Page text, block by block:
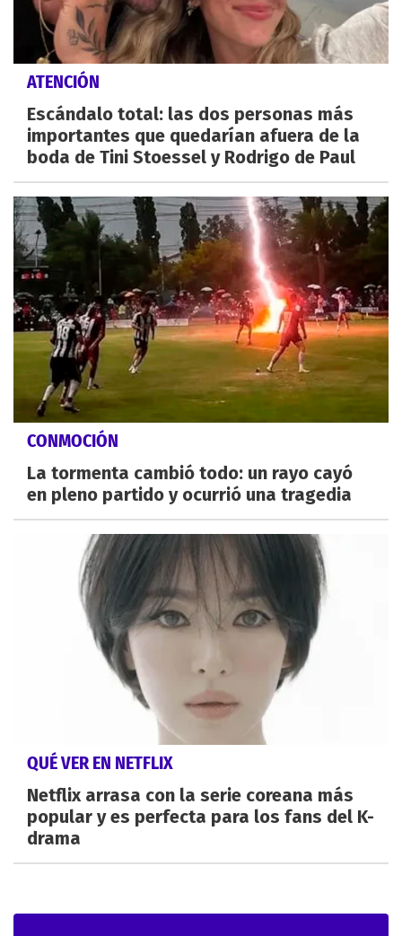
ATENCIÓN
Escándalo total: las dos personas más
importantes que quedarían afuera de la
boda de Tini Stoessel y Rodrigo de Paul
CONMOCIÓN
La tormenta cambió todo: un rayo cayó
en pleno partido y ocurrió una tragedia
QUÉ VER EN NETFLIX
Netflix arrasa con la serie coreana más
popular y es perfecta para los fans del K-
drama